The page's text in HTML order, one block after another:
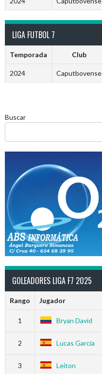
LIGA FUTBOL 7
Temporada Club
2024 Caputbovense
Buscar
GOLEADORES LIGA F7 2025
Rango Jugador
1 Bryan David
2 Lucas García
3 Leiton